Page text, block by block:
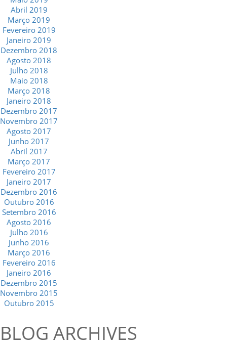
Abril 2019
Março 2019
Fevereiro 2019
Janeiro 2019
Dezembro 2018
Agosto 2018
Julho 2018
Maio 2018
Março 2018
Janeiro 2018
Dezembro 2017
Novembro 2017
Agosto 2017
Junho 2017
Abril 2017
Março 2017
Fevereiro 2017
Janeiro 2017
Dezembro 2016
Outubro 2016
Setembro 2016
Agosto 2016
Julho 2016
Junho 2016
Março 2016
Fevereiro 2016
Janeiro 2016
Dezembro 2015
Novembro 2015
Outubro 2015
BLOG ARCHIVES